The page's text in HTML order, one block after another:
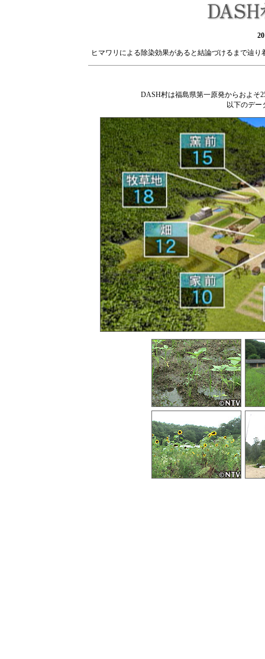
ヒマワリによる除染効果があると結論づけるまで辿
DASH村は福島県第一原発からおよそ
以下のデー